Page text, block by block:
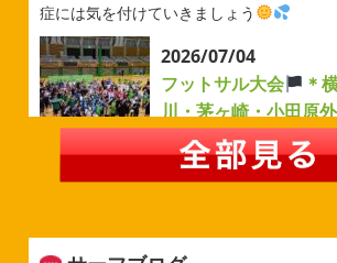
症には気を付けていきましょう
2026/07/04
フットサル大会
＊
川・茅ヶ崎・小田原
＊
みなさんこんにちは(#^.^#)
例年より過
続いていますがいかがお過ごしでしょうか
運動する機会が少ないのでいい運動にな